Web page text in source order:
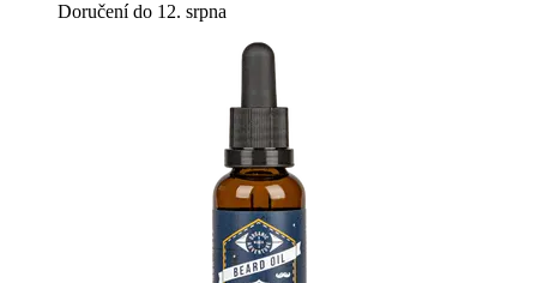
Doručení do 12. srpna